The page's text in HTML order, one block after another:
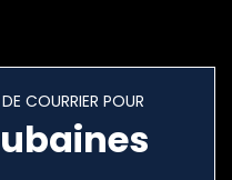
COURRIER POUR